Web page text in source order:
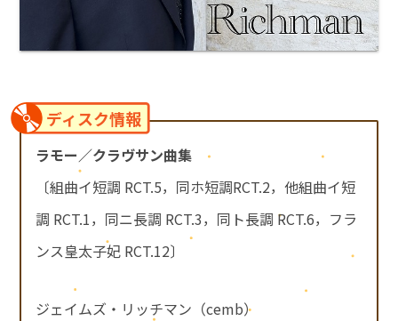
ディスク情報
ラモー／クラヴサン曲集
〔組曲イ短調 RCT.5，同ホ短調RCT.2，他組曲イ短
調 RCT.1，同ニ長調 RCT.3，同ト長調 RCT.6，フラ
ンス皇太子妃 RCT.12〕
ジェイムズ・リッチマン（cemb）